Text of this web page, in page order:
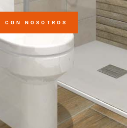
CON NOSOTROS